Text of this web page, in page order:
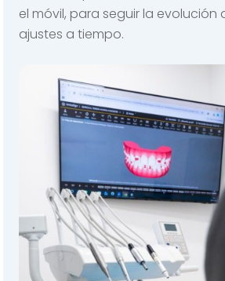
el móvil, para seguir la
ajustes a tiempo.